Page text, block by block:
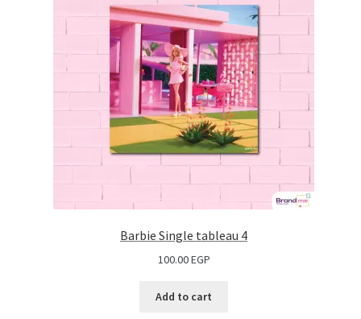
Barbie Single tableau 4
100.00EGP
Add to cart